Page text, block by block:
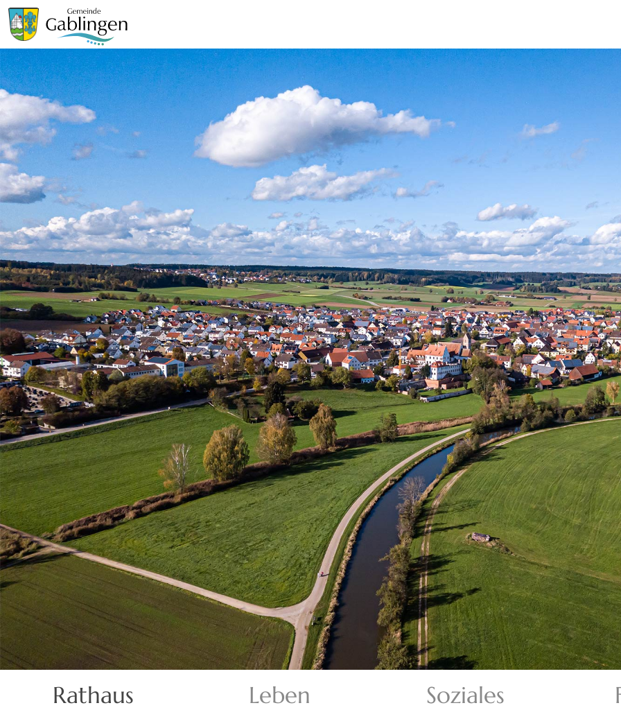
Rathaus Leben Soziales